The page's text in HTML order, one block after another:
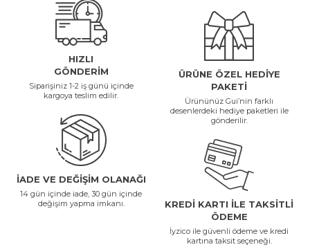
HIZLI
GÖNDERİM
Siparişiniz 1-2 iş günü içinde
kargoya teslim edilir.
İADE VE DEĞİŞİM OLANAĞI
14 gün içinde iade, 30 gün içinde
değişim yapma imkanı.
ÜRÜNE ÖZEL HEDİYE
PAKETİ
Ürününüz Gui’nin farklı
desenlerdeki hediye paketleri ile
gönderilir.
KREDİ KARTI İLE TAKSİTLİ
ÖDEME
İyzico ile güvenli ödeme ve kredi
kartına taksit seçeneği.